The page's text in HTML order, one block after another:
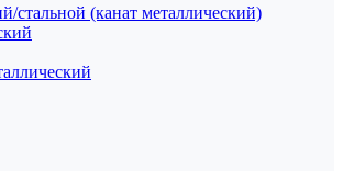
стальной (канат металлический)